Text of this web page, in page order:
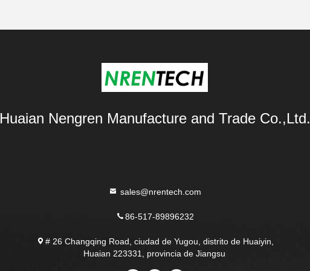
Huaian Nengren Manufacture and Trade Co.,Ltd.
sales@nrentech.com
86-517-89896232
# 26 Changqing Road, ciudad de Yugou, distrito de Huaiyin,
Huaian 223331, provincia de Jiangsu